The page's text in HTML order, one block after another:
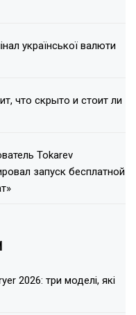
української валюти
что скрыто и стоит ли
Tokarev
запуск бесплатной
2026: три моделі, які